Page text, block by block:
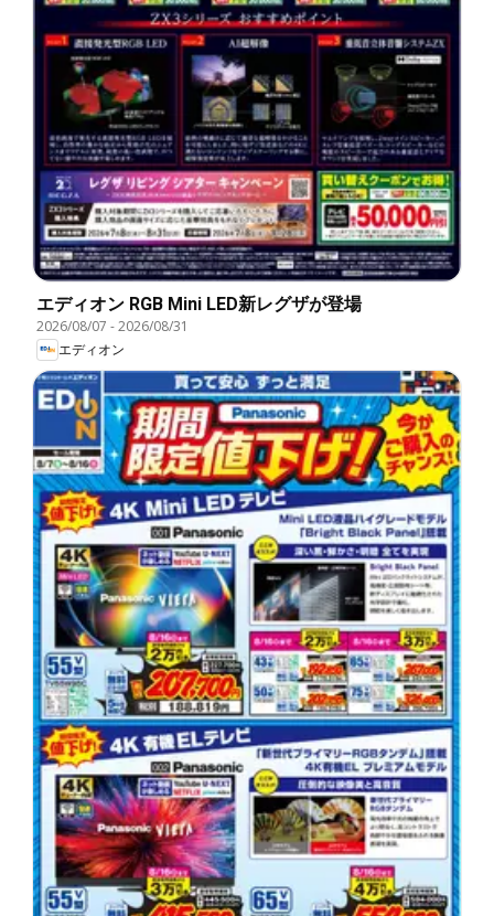
エディオン RGB Mini LED新レグザが登場
2026/08/07 -2026/08/31
エディオン